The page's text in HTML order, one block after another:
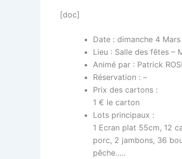
[doc]
Date : dimanche 4
Lieu : Salle des fêtes –
Animé par : Patrick
Réservation : –
Prix des cartons :
1 € le carton
Lots principaux :
1 Ecran plat 55cm, 12
porc, 2 jambons, 36
pêche…..